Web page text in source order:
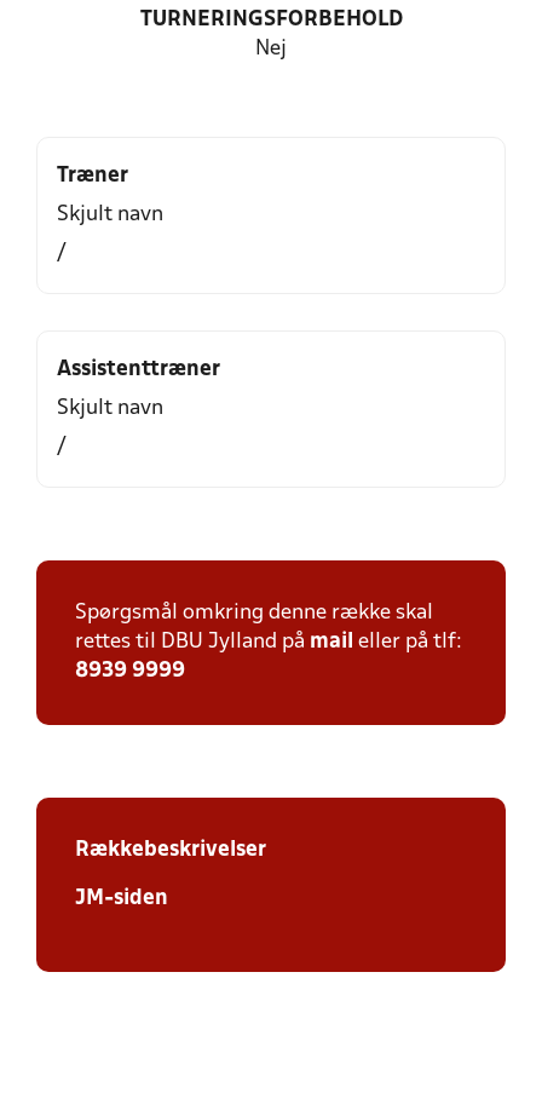
TURNERINGSFORBEHOLD
Nej
Træner
Skjult navn
/
Assistenttræner
Skjult navn
/
Spørgsmål omkring denne række skal
rettes til DBU Jylland på mail eller på tlf:
8939 9999
Rækkebeskrivelser
JM-siden